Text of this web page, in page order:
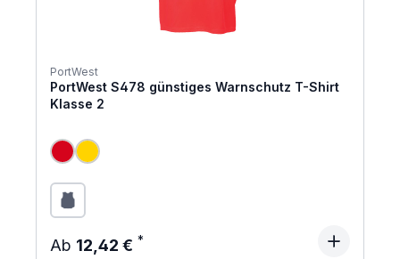
PortWest
PortWest S478 günstiges Warnschutz T-Shirt
Klasse 2
Regulärer Preis:
Ab 12,42 €